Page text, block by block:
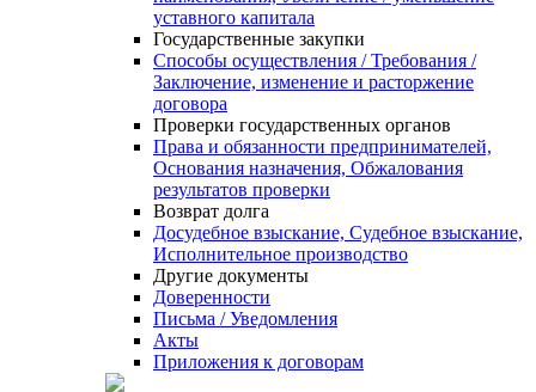
уставного капитала
Государственные закупки
Способы осуществления / Требования /
Заключение, изменение и расторжение
договора
Проверки государственных органов
Права и обязанности предпринимателей,
Основания назначения, Обжалования
результатов проверки
Возврат долга
Досудебное взыскание, Судебное взыскание,
Исполнительное производство
Другие документы
Доверенности
Письма / Уведомления
Акты
Приложения к договорам